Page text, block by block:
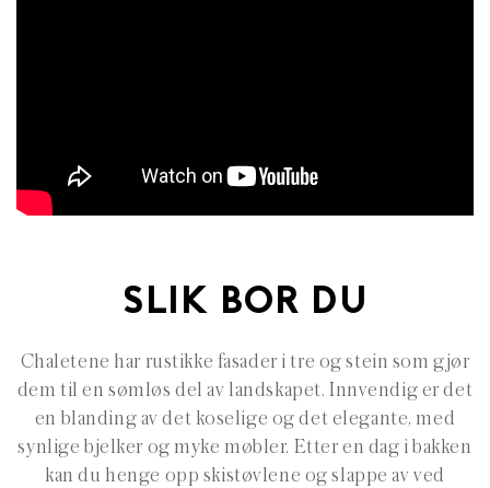
SLIK BOR DU
Chaletene har rustikke fasader i tre og stein som gjør
dem til en sømløs del av landskapet. Innvendig er det
en blanding av det koselige og det elegante, med
synlige bjelker og myke møbler. Etter en dag i bakken
kan du henge opp skistøvlene og slappe av ved